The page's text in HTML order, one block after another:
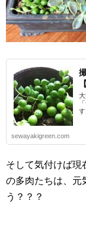
sewayakigreen.com
そして気付けば
の多肉たちは、元
う？？？